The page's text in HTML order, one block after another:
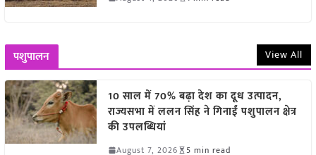
पशुपालन View All
10 साल में 70% बढ़ा देश का दूध उत्पादन,
राज्यसभा में ललन सिंह ने गिनाईं पशुपालन क्षेत्र
की उपलब्धियां
August 7, 2026 5 min read